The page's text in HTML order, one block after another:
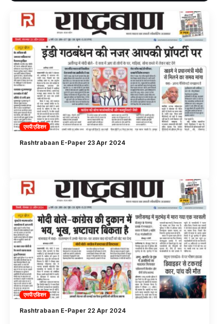
एमपी एडिशन
Rashtrabaan E-Paper 23 Apr 2024
एमपी एडिशन
Rashtrabaan E-Paper 22 Apr 2024